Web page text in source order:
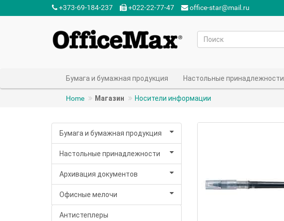
+373-69-184-237‬ +022-22-77-47‬ office-star@mail.ru
Бумага и бумажная продукция Настольные принадлежности
Home Магазин Носители информации
Бумага и бумажная продукция
Настольные принадлежности
Архивация документов
Офисные мелочи
Антистеплеры